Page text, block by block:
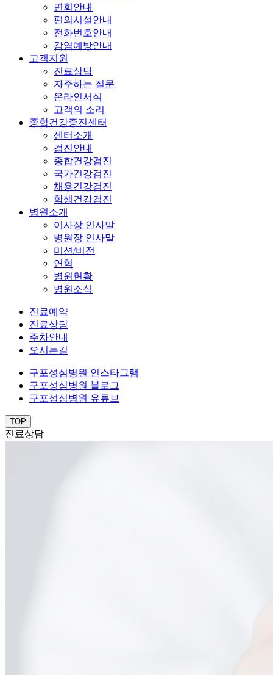
면회안내
편의시설안내
전화번호안내
감염예방안내
고객지원
진료상담
자주하는 질문
온라인서식
고객의 소리
종합건강증진센터
센터소개
검진안내
종합건강검진
국가건강검진
채용건강검진
학생건강검진
병원소개
이사장 인사말
병원장 인사말
미션/비전
연혁
병원현황
병원소식
진료예약
진료상담
주차안내
오시는길
구포성심병원 인스타그램
구포성심병원 블로그
구포성심병원 유튜브
TOP
진료상담